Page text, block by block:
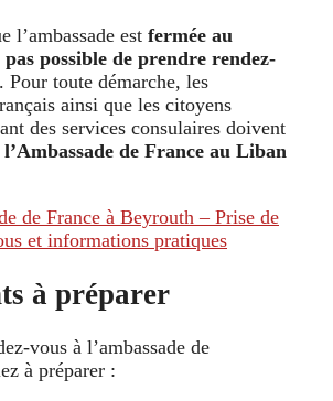
l’ambassade est fermée au
pas possible de prendre rendez-
. Pour toute démarche, les
ainsi que les citoyens
des services consulaires doivent
l’Ambassade de France au Liban
de France à Beyrouth – Prise de
et informations pratiques
à préparer
vous à l’ambassade de
à préparer :